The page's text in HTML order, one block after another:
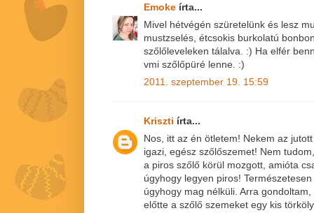
Emoke írta...
Mivel hétvégén szüretelünk és lesz
mustzselés, étcsokis burkolatú
szőlőleveleken tálalva. :) Ha elfér
vmi szőlőpüré lenne. :)
2011. szeptember 19. 15:59
Kriszti írta...
Nos, itt az én ötletem! Nekem az
igazi, egész szőlőszemet! Nem
a piros szőlő körül mozgott, amióta
úgyhogy legyen piros!
úgyhogy mag nélküli. Arra
előtte a szőlő szemeket egy kis